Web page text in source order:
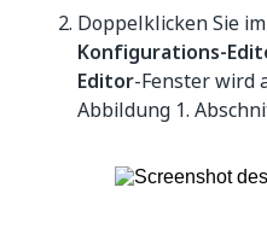
Doppelklicken Sie
Konfigurations-
Editor-Fenster wird
Abbildung 1.